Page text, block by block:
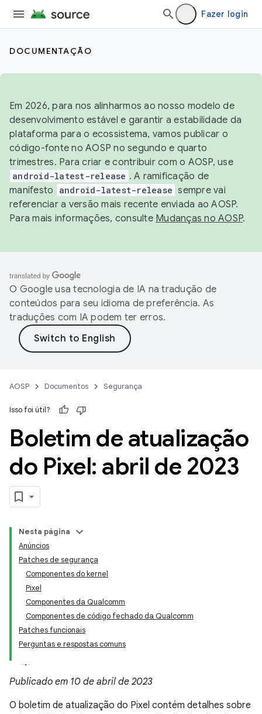
Fazer login
DOCUMENTAÇÃO
Em 2026, para nos alinharmos ao nosso modelo de
desenvolvimento estável e garantir a estabilidade da
plataforma para o ecossistema, vamos publicar o
código-fonte no AOSP no segundo e quarto
trimestres. Para criar e contribuir com o AOSP, use
android-latest-release . A ramificação de
manifesto
android-latest-release sempre vai
referenciar a versão mais recente enviada ao AOSP.
Para mais informações, consulte Mudanças no AOSP.
O Google usa tecnologia de IA na tradução de
conteúdos para seu idioma de preferência. As
traduções com IA podem ter erros.
AOSP Documentos Segurança
Isso foi útil?
Boletim de atualização
do Pixel: abril de 2023
Nesta página
Anúncios
Patches de segurança
Componentes do kernel
Pixel
Componentes da Qualcomm
Componentes de código fechado da Qualcomm
Patches funcionais
Perguntas e respostas comuns
Publicado em 10 de abril de 2023
O boletim de atualização do Pixel contém detalhes sobre